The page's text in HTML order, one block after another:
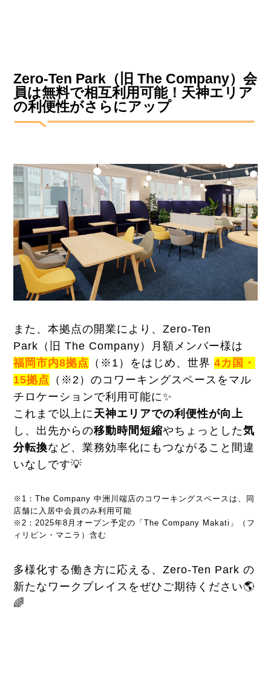
Zero-Ten Park（旧 The Company）会
員は無料で相互利用可能！天神エリア
の利便性がさらにアップ
また、本拠点の開業により、Zero-Ten
Park（旧 The Company）月額メンバー様は
福岡市内8拠点
（※1）をはじめ、世界4カ国・
15拠点
（※2）のコワーキングスペースをマル
チロケーションで利用可能に✨
これまで以上に天神エリアでの利便性が向上
し、出先からの移動時間短縮やちょっとした気
分転換など、業務効率化にもつながること間違
いなしです💡
※1：The Company 中洲川端店のコワーキングスペースは、同
店舗に入居中会員のみ利用可能
※2：2025年8月オープン予定の「The Company Makati」（フ
ィリピン・マニラ）含む
多様化する働き方に応える、Zero-Ten Park の
新たなワークプレイスをぜひご期待ください🌎
🌈